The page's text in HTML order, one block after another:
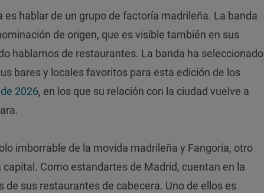
es hablar de un grupo de factoría madrileña. La banda
de origen, que es visible también en sus
hablamos de restaurantes. La banda ha seleccionado
bares y locales favoritos para esta edición de los
2026, en los que su relación con la ciudad vuelve a
imborrable de la movida madrileña y Fangoria, otro
capital. Como estandartes de Madrid, cuentan en la
de sus restaurantes de cabecera. Uno de ellos es